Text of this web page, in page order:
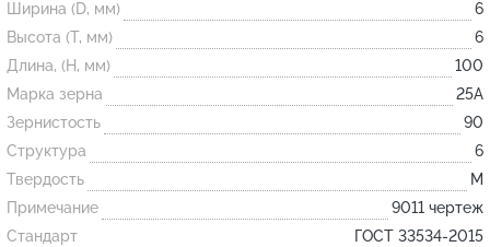
Огнеупорные
изделия
Скачать каталог
Тигель
Муфель
Черпак
Ширина (D, мм)
6
Высота (T, мм)
6
Длина, (H, мм)
100
Марка зерна
25А
Зернистость
90
Структура
6
Твердость
M
Примечание
9011 чертеж
Стандарт
ГОСТ 33534-2015